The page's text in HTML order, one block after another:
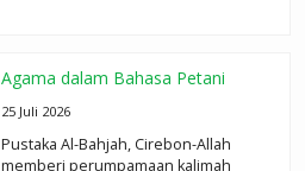
Agama dalam Bahasa Petani
25 Juli 2026
Pustaka Al-Bahjah, Cirebon-Allah
memberi perumpamaan kalimah